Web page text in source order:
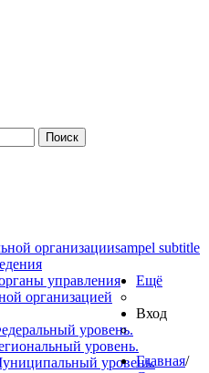
Поиск
организацииsampel subtitle
управления
организацией
уровень.
уровень.
уровень.
Ещё
Вход
Главная/